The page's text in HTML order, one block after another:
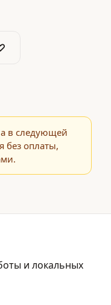
в следующей
без оплаты,
и локальных